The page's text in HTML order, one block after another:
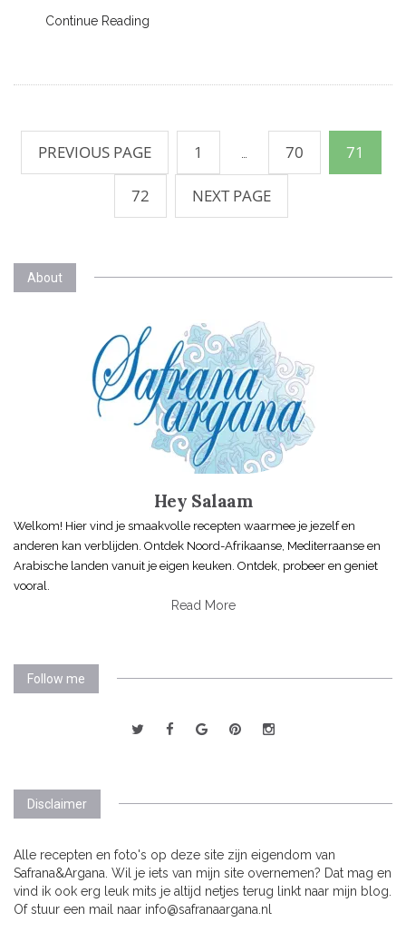
Continue Reading
Berichten
paginering
PREVIOUS PAGE 1 70 71
72 NEXT PAGE
About
Hey Salaam
Welkom! Hier vind je smaakvolle recepten waarmee je jezelf en
anderen kan verblijden. Ontdek Noord-Afrikaanse, Mediterraanse en
Arabische landen vanuit je eigen keuken. Ontdek, probeer en geniet
vooral.
Read More
Follow me
Disclaimer
Alle recepten en foto's op deze site zijn eigendom van
Safrana&Argana. Wil je iets van mijn site overnemen? Dat mag en
vind ik ook erg leuk mits je altijd netjes terug linkt naar mijn blog.
Of stuur een mail naar info@safranaargana.nl